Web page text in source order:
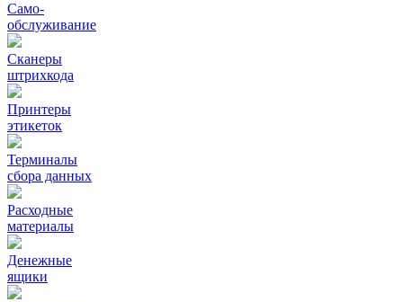
Само-
обслуживание
Сканеры
штрихкода
Принтеры
этикеток
Терминалы
сбора данных
Расходные
материалы
Денежные
ящики